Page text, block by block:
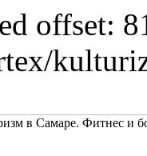
offset: